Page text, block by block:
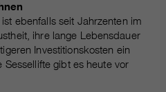
ebenfalls seit Jahrzenten im
ihre lange Lebensdauer
Investitionskosten ein
Sessellifte gibt es heute vor